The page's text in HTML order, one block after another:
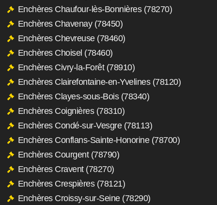
Enchères Chaufour-lès-Bonnières (78270)
Enchères Chavenay (78450)
Enchères Chevreuse (78460)
Enchères Choisel (78460)
Enchères Civry-la-Forêt (78910)
Enchères Clairefontaine-en-Yvelines (78120)
Enchères Clayes-sous-Bois (78340)
Enchères Coignières (78310)
Enchères Condé-sur-Vesgre (78113)
Enchères Conflans-Sainte-Honorine (78700)
Enchères Courgent (78790)
Enchères Cravent (78270)
Enchères Crespières (78121)
Enchères Croissy-sur-Seine (78290)